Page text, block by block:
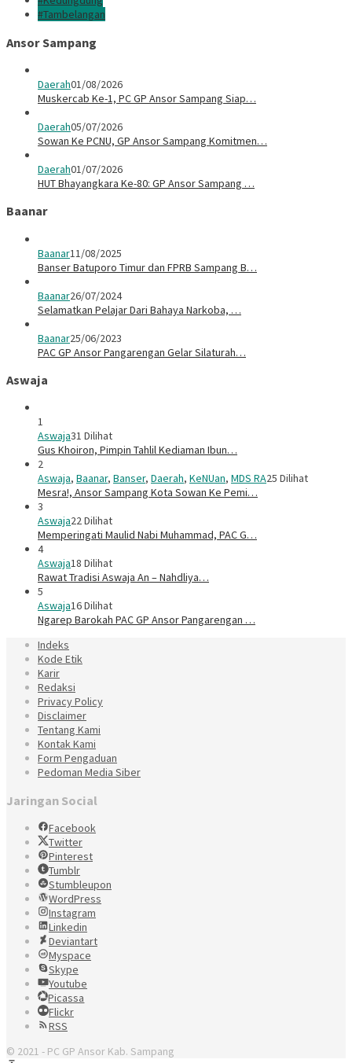
#Tambelangan
Ansor Sampang
Daerah01/08/2026
Muskercab Ke-1, PC GP Ansor Sampang Siap…
Daerah05/07/2026
Sowan Ke PCNU, GP Ansor Sampang Komitmen…
Daerah01/07/2026
HUT Bhayangkara Ke-80: GP Ansor Sampang …
Baanar
Baanar11/08/2025
Banser Batuporo Timur dan FPRB Sampang B…
Baanar26/07/2024
Selamatkan Pelajar Dari Bahaya Narkoba, …
Baanar25/06/2023
PAC GP Ansor Pangarengan Gelar Silaturah…
Aswaja
1
Aswaja31 Dilihat
Gus Khoiron, Pimpin Tahlil Kediaman Ibun…
2
Aswaja, Baanar, Banser, Daerah, KeNUan, MDS RA25 Dilihat
Mesra!, Ansor Sampang Kota Sowan Ke Pemi…
3
Aswaja22 Dilihat
Memperingati Maulid Nabi Muhammad, PAC G…
4
Aswaja18 Dilihat
Rawat Tradisi Aswaja An – Nahdliya…
5
Aswaja16 Dilihat
Ngarep Barokah PAC GP Ansor Pangarengan …
Indeks
Kode Etik
Karir
Redaksi
Privacy Policy
Disclaimer
Tentang Kami
Kontak Kami
Form Pengaduan
Pedoman Media Siber
Jaringan Social
Facebook
Twitter
Pinterest
Tumblr
Stumbleupon
WordPress
Instagram
Linkedin
Deviantart
Myspace
Skype
Youtube
Picassa
Flickr
RSS
© 2021 - PC GP Ansor Kab. Sampang